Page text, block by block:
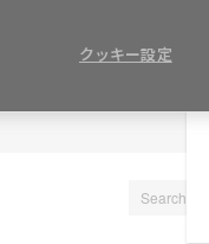
クッキー設定